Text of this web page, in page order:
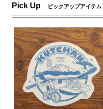
Pick Up ピックアップアイテム